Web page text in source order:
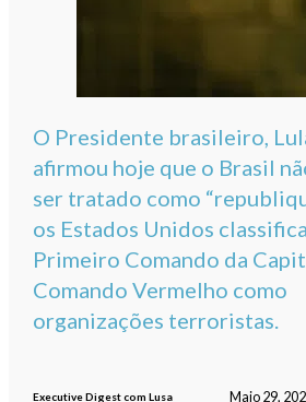
O Presidente brasileiro,
afirmou hoje que o Brasil
ser tratado como
os Estados Unidos
Primeiro Comando da
Comando Vermelho como
organizações terroristas.
Executive Digest com Lusa Maio 29,